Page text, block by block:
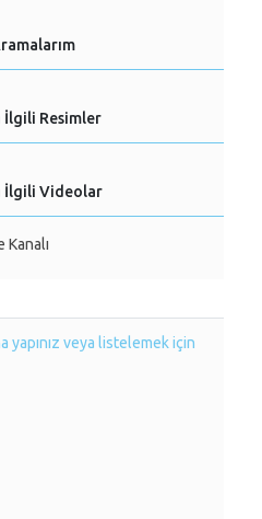
İlgili Resimler
İlgili Videolar
yapınız veya listelemek için